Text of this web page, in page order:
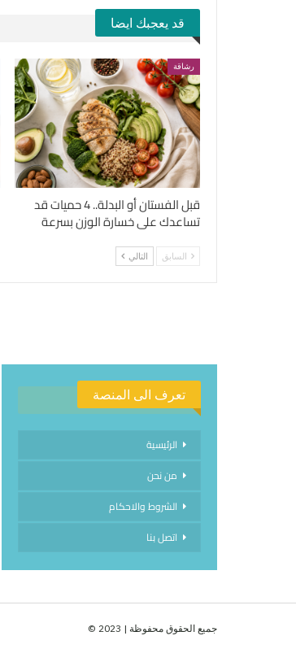
قد يعجبك ايضا
رشاقة
قبل الفستان أو البدلة.. 4 حميات قد
تساعدك على خسارة الوزن بسرعة
السابق التالي
تعرف الى المنصة
الرئيسية
من نحن
الشروط والاحكام
اتصل بنا
جميع الحقوق محفوظة | 2023 ©